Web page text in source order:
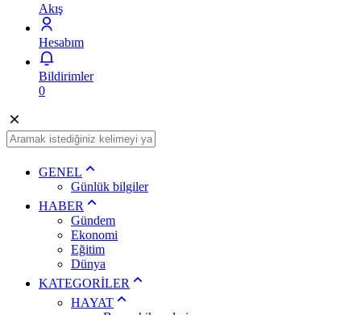
Akış
Hesabım
Bildirimler
0
GENEL
Günlük bilgiler
HABER
Gündem
Ekonomi
Eğitim
Dünya
KATEGORİLER
HAYAT